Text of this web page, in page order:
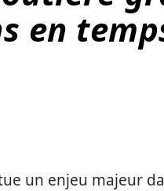
en
un enjeu majeur